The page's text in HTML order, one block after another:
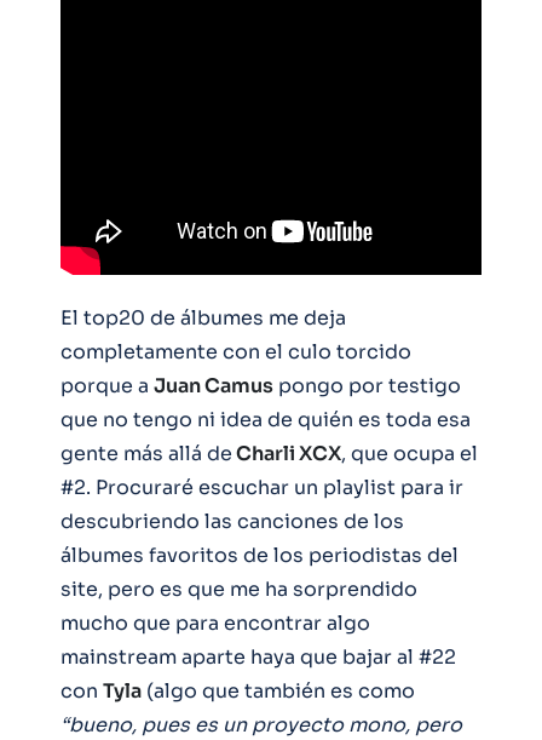
El top20 de álbumes me deja
completamente con el culo torcido
porque a Juan Camus pongo por testigo
que no tengo ni idea de quién es toda esa
gente más allá deCharli XCX, que ocupa el
#2. Procuraré escuchar un playlist para ir
descubriendo las canciones de los
álbumes favoritos de los periodistas del
site, pero es que me ha sorprendido
mucho que para encontrar algo
mainstream aparte haya que bajar al #22
con Tyla (algo que también es como
“bueno, pues es un proyecto mono, pero